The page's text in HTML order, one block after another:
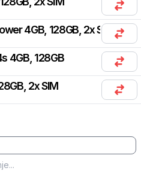
4GB, 128GB, 2x SIM
4GB, 128GB
2x SIM